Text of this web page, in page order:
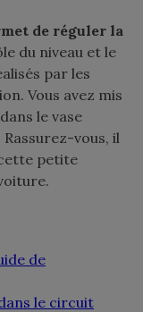
de réguler la
du niveau et le
par les
Vous avez mis
le vase
vous, il
petite
de
le circuit